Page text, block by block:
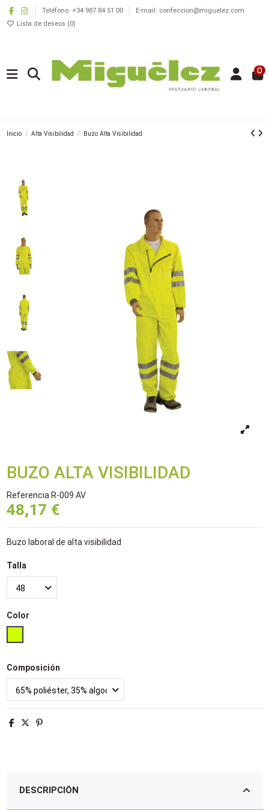
Teléfono: +34 987 84 51 00
E-mail: confeccion@miguelez.com
Lista de deseos (0)
0
Inicio Alta Visibilidad Buzo Alta Visibilidad
BUZO ALTA VISIBILIDAD
Referencia R-009 AV
48,17 €
Buzo laboral de alta visibilidad
Talla
Color
Composición
DESCRIPCIÓN